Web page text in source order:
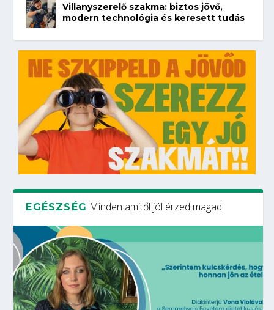
Villanyszerelő szakma: biztos jövő,
modern technológia és keresett tudás
EGÉSZSÉG Minden amitől jól érzed magad